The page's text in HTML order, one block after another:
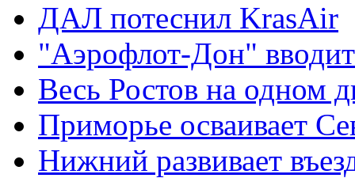
ДАЛ потеснил KrasAir
"Аэрофлот-Дон"
Весь Ростов на одном
Приморье осваивает
Нижний развивает